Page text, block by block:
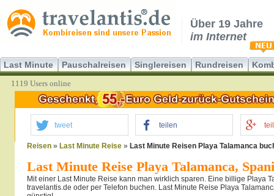
Über 19 Jahre
im Internet
Last Minute Pauschalreisen Singlereisen Rundreisen
1119 Users online
tweet teilen
Reisen » Last Minute Reise » Last Minute Reisen Playa Talamanca
Last Minute Reise Playa Talamanca,
Mit einer Last Minute Reise kann man wirklich sparen. Eine billige Playa
travelantis.de oder per Telefon buchen. Last Minute Reise Playa